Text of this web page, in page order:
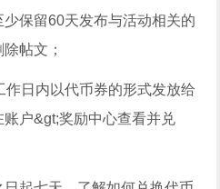
保留60天发布与活动相关的
帖文；
日内以代币券的形式发放给
户&gt;奖励中心查看并兑